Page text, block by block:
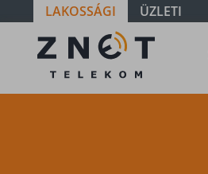
LAKOSSÁGI ÜZLETI
Szolgáltatási
terület -
Vas -